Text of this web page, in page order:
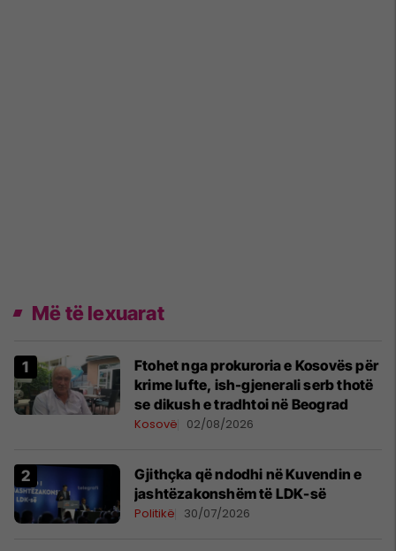
Më të lexuarat
Ftohet nga prokuroria e Kosovës për
krime lufte, ish-gjenerali serb thotë
se dikush e tradhtoi në Beograd
Kosovë 02/08/2026
Gjithçka që ndodhi në Kuvendin e
jashtëzakonshëm të LDK-së
Politikë 30/07/2026